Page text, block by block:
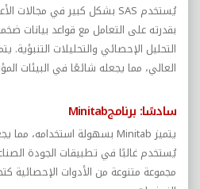
يُستخدم SAS بشكل كبير في مجالات
بقدرته على التعامل مع قواعد بيانات
التحليل الإحصائي والتحليلات التنبؤية.
العالي، مما يجعله شائعًا في البيئات
سادسًا: برنامجMinitab
يتميزMinitab بسهولة استخدامه، مما
يُستخدم غالبًا في تطبيقات الجودة
مجموعة متنوعة من الأدوات الإحصائية